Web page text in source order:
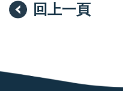
回上一頁